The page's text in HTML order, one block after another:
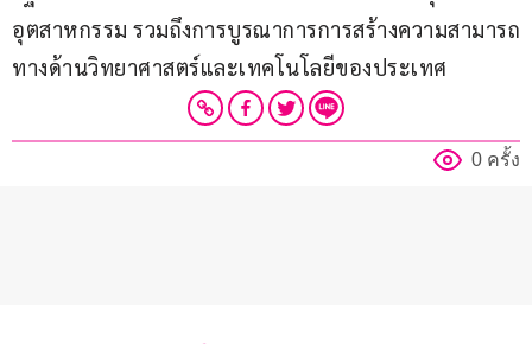
อุตสาหกรรม รวมถึงการบูรณาการการสร้างความสามารถ
ทางด้านวิทยาศาสตร์และเทคโนโลยีของประเทศ
0 ครั้ง